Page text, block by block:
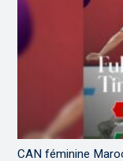
CAN féminine